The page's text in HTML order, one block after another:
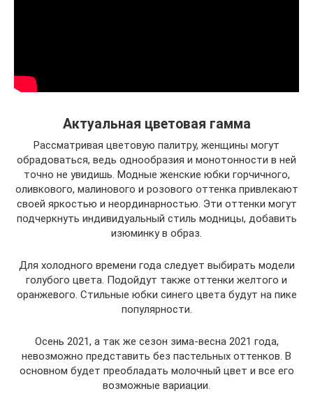
Актуальная цветовая гамма
Рассматривая цветовую палитру, женщины могут
обрадоваться, ведь однообразия и монотонности в ней
точно не увидишь. Модные женские юбки горчичного,
оливкового, малинового и розового оттенка привлекают
своей яркостью и неординарностью. Эти оттенки могут
подчеркнуть индивидуальный стиль модницы, добавить
изюминку в образ.
Для холодного времени года следует выбирать модели
голубого цвета. Подойдут также оттенки желтого и
оранжевого. Стильные юбки синего цвета будут на пике
популярности.
Осень 2021, а так же сезон зима-весна 2021 года,
невозможно представить без пастельных оттенков. В
основном будет преобладать молочный цвет и все его
возможные вариации.